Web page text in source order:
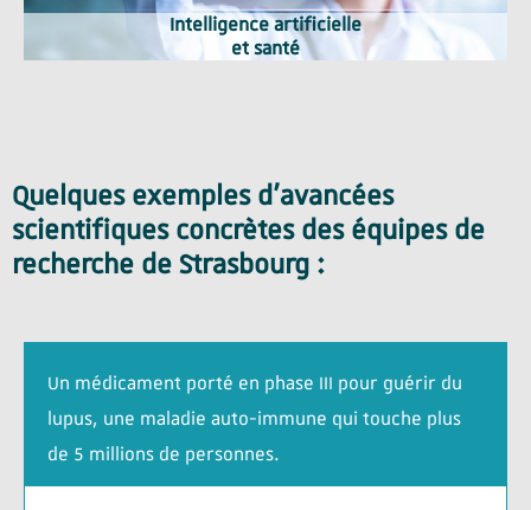
Intelligence artificielle
et santé
Quelques exemples d’avancées
scientifiques concrètes des équipes de
recherche de Strasbourg :
Un médicament porté en phase III pour guérir du
lupus, une maladie auto-immune qui touche plus
de 5 millions de personnes.